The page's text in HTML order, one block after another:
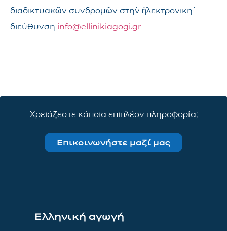
διαδικτυακῶν συνδρομῶν στὴν ἠλεκτρονικὴ
διεύθυνση info@ellinikiagogi.gr
Χρειάζεστε κάποια επιπλέον πληροφορία;
Επικοινωνήστε μαζί μας
Ελληνική αγωγή